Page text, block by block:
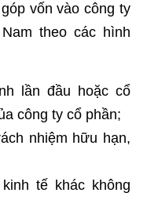
vốn vào công ty
theo các hình
lần đầu hoặc cổ
công ty cổ phần;
nhiệm hữu hạn,
tế khác không